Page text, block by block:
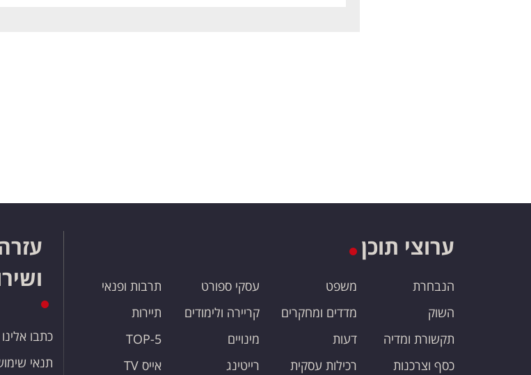
ערוצי תוכן
הנבחרת
השוק
תקשורת ומדיה
כסף וצרכנות
משפט
מדדים ומחקרים
דעות
רכילות עסקית
עסקי ספורט
קריירה ולימודים
מינויים
רייטינג
תרבות ופנאי
תיירות
TOP-5
אייס TV
כתבו אלינו
תנאי